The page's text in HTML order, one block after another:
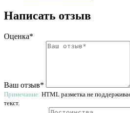
Написать отзыв
Оценка*
Ваш отзыв*
Примечание: HTML разметка не
текст.